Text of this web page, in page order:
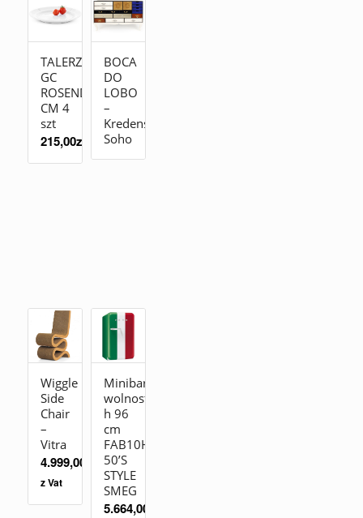
TALERZ
GC
ROSENDAHL19
CM 4
szt
215,00zł
BOCA
DO
LOBO
–
Kredens
Soho
Wiggle
Side
Chair
–
Vitra
4.999,00
z Vat
Minibar
wolnostojąca
h 96
cm
FAB10HRDIT2
50’S
STYLE
SMEG
5.664,00